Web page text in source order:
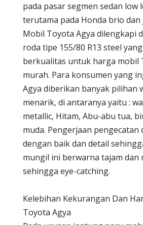
pada pasar segmen sedan low
terutama pada Honda brio dan
Mobil Toyota Agya dilengkapi
roda tipe 155/80 R13 steel
berkualitas untuk harga mobil
murah. Para konsumen yang
Agya diberikan banyak pilihan
menarik, di antaranya yaitu :
metallic, Hitam, Abu-abu tua,
muda. Pengerjaan pengecatan
dengan baik dan detail
mungil ini berwarna tajam dan
sehingga eye-catching.
Kelebihan Kekurangan Dan
Toyota Agya